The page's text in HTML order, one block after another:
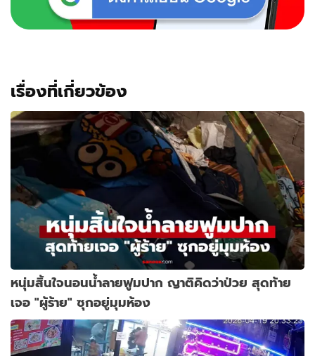
เรื่องที่เกี่ยวข้อง
หนุ่มสิ้นใจนอนน้ำลายฟูมปาก ญาติคิดว่าป่วย สุดท้าย
เจอ "ผู้ร้าย" ซุกอยู่มุมห้อง